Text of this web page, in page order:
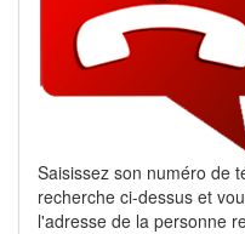
Saisissez son numéro de
recherche ci-dessus et
l'adresse de la personne